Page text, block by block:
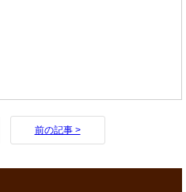
前の記事 >